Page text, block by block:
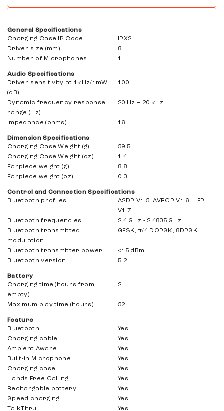
lembut, sehingga menyumbat suara dari luar dan
tambahan, Anda dapat mengisi cepat daya dua jam hanya
General Specifications
Charging Case IP Code
:
IPX2
Driver size (mm)
:
8
Number of Microphones
: 1
Audio Specifications
Driver sensitivity at 1kHz/1mW
(dB)
: 100
Dynamic frequency response
range (Hz)
: 20 Hz – 20 kHz
Impedance (ohms) : 16
Dimension Specifications
Charging Case Weight (g)
:
39.5
Charging Case Weight (oz)
:
1.4
Earpiece weight (g)
:
8.8
Earpiece weight (oz)
: 0.3
Control and Connection Specifications
Bluetooth profiles
:
A2DP V1.3, AVRCP V1.6, HFP
V1.7
Bluetooth frequencies
:
2.4 GHz - 2.4835 GHz
Bluetooth transmitted
modulation
: GFSK, π/4 DQPSK, 8DPSK
Bluetooth transmitter power :
<15 dBm
Bluetooth version
: 5.2
Battery
Charging time (hours from
empty)
: 2
Maximum play time (hours) : 32
Feature
Bluetooth
:
Yes
Charging cable
:
Yes
Ambient Aware
:
Yes
Built-in Microphone
:
Yes
Charging case
:
Yes
Hands Free Calling
:
Yes
Rechargable battery
:
Yes
Speed ​​charging
:
Yes
TalkThru
:
Yes